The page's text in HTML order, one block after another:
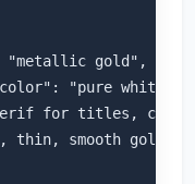
"metallic gold",
"pure white",
for titles, clean
smooth golden